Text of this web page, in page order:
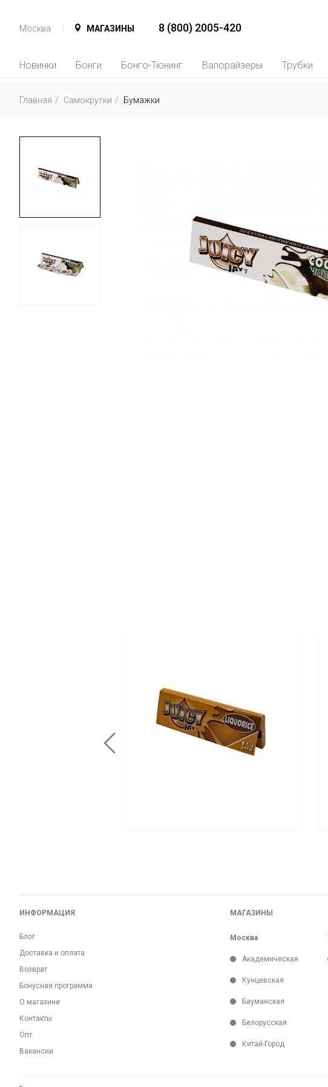
Москва МАГАЗИНЫ 8 (800) 2005-420
Новинки Бонги Бонго-Тюнинг Вапорайзеры Трубки
Главная Самокрутки Бумажки
ИНФОРМАЦИЯ
Блог
Доставка и оплата
Возврат
Бонусная программа
О магазине
Контакты
Опт
Вакансии
МАГАЗИНЫ
Москва
Академическая
Кунцевская
Бауманская
Белорусская
Китай-Город